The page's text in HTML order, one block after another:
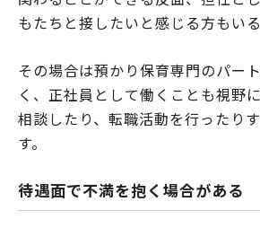
もたちと接したいと感じる方もい
その場合は預かり保育専門のパー
く、正社員として働くことも視野
相談したり、転職活動を行ったり
す。
待遇面で不満を抱く場合がある